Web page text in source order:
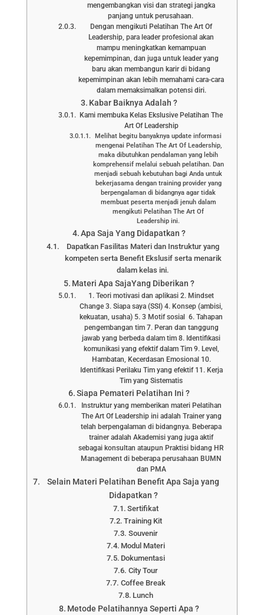
mengembangkan visi dan strategi jangka
panjang untuk perusahaan.
Dengan mengikuti Pelatihan The Art Of
Leadership, para leader profesional akan
mampu meningkatkan kemampuan
kepemimpinan, dan juga untuk leader yang
baru akan membangun karir di bidang
kepemimpinan akan lebih memahami cara-cara
dalam memaksimalkan potensi diri.
Kabar Baiknya Adalah ?
Kami membuka Kelas Ekslusive Pelatihan The
Art Of Leadership
Melihat begitu banyaknya update informasi
mengenai Pelatihan The Art Of Leadership,
maka dibutuhkan pendalaman yang lebih
komprehensif melalui sebuah pelatihan. Dan
menjadi sebuah kebutuhan bagi Anda untuk
bekerjasama dengan training provider yang
berpengalaman di bidangnya agar tidak
membuat peserta menjadi jenuh dalam
mengikuti Pelatihan The Art Of
Leadership ini.
Apa Saja Yang Didapatkan ?
Dapatkan Fasilitas Materi dan Instruktur yang
kompeten serta Benefit Ekslusif serta menarik
dalam kelas ini.
Materi Apa SajaYang Diberikan ?
1. Teori motivasi dan aplikasi 2. Mindset
Change 3. Siapa saya (SSI) 4. Konsep (ambisi,
kekuatan, usaha) 5. 3 Motif sosial 6. Tahapan
pengembangan tim 7. Peran dan tanggung
jawab yang berbeda dalam tim 8. Identifikasi
komunikasi yang efektif dalam Tim 9. Level,
Hambatan, Kecerdasan Emosional 10.
Identifikasi Perilaku Tim yang efektif 11. Kerja
Tim yang Sistematis
Siapa Pemateri Pelatihan Ini ?
Instruktur yang memberikan materi Pelatihan
The Art Of Leadership ini adalah Trainer yang
telah berpengalaman di bidangnya. Beberapa
trainer adalah Akademisi yang juga aktif
sebagai konsultan ataupun Praktisi bidang HR
Management di beberapa perusahaan BUMN
dan PMA
Selain Materi Pelatihan Benefit Apa Saja yang
Didapatkan ?
Sertifikat
Training Kit
Souvenir
Modul Materi
Dokumentasi
City Tour
Coffee Break
Lunch
Metode Pelatihannya Seperti Apa ?